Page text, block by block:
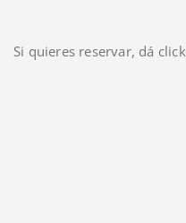
Si quieres reservar, dá click